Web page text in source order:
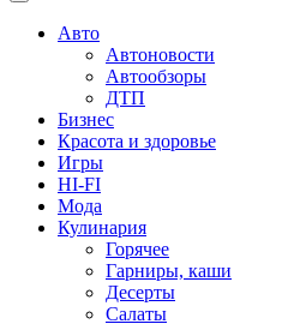
Авто
Автоновости
Автообзоры
ДТП
Бизнес
Красота и здоровье
Игры
HI-FI
Мода
Кулинария
Горячее
Гарниры, каши
Десерты
Салаты